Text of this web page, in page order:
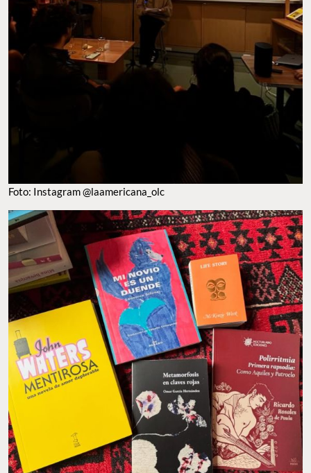
Foto: Instagram @laamericana_olc